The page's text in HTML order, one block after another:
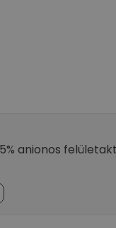
anionos